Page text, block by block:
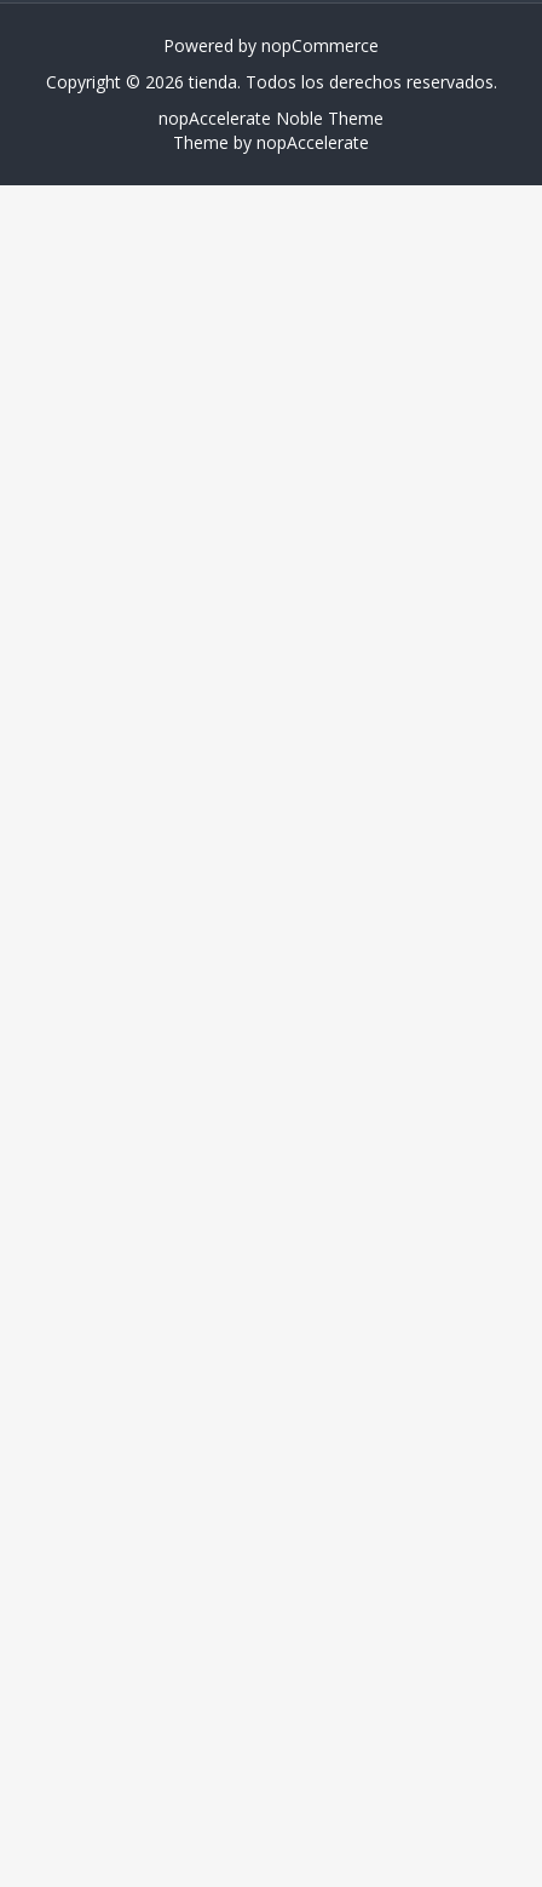
Powered by nopCommerce
Copyright © 2026 tienda. Todos los derechos reservados.
nopAccelerate Noble Theme
Theme by nopAccelerate